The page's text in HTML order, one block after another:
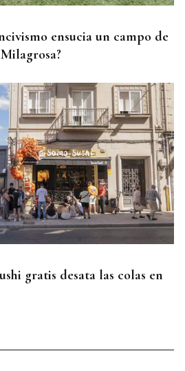
ensucia un campo de
gratis desata las colas en